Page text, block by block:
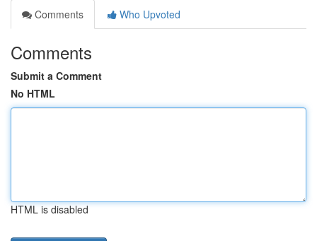
Comments
Who Upvoted
Comments
Submit a Comment
No HTML
HTML is disabled